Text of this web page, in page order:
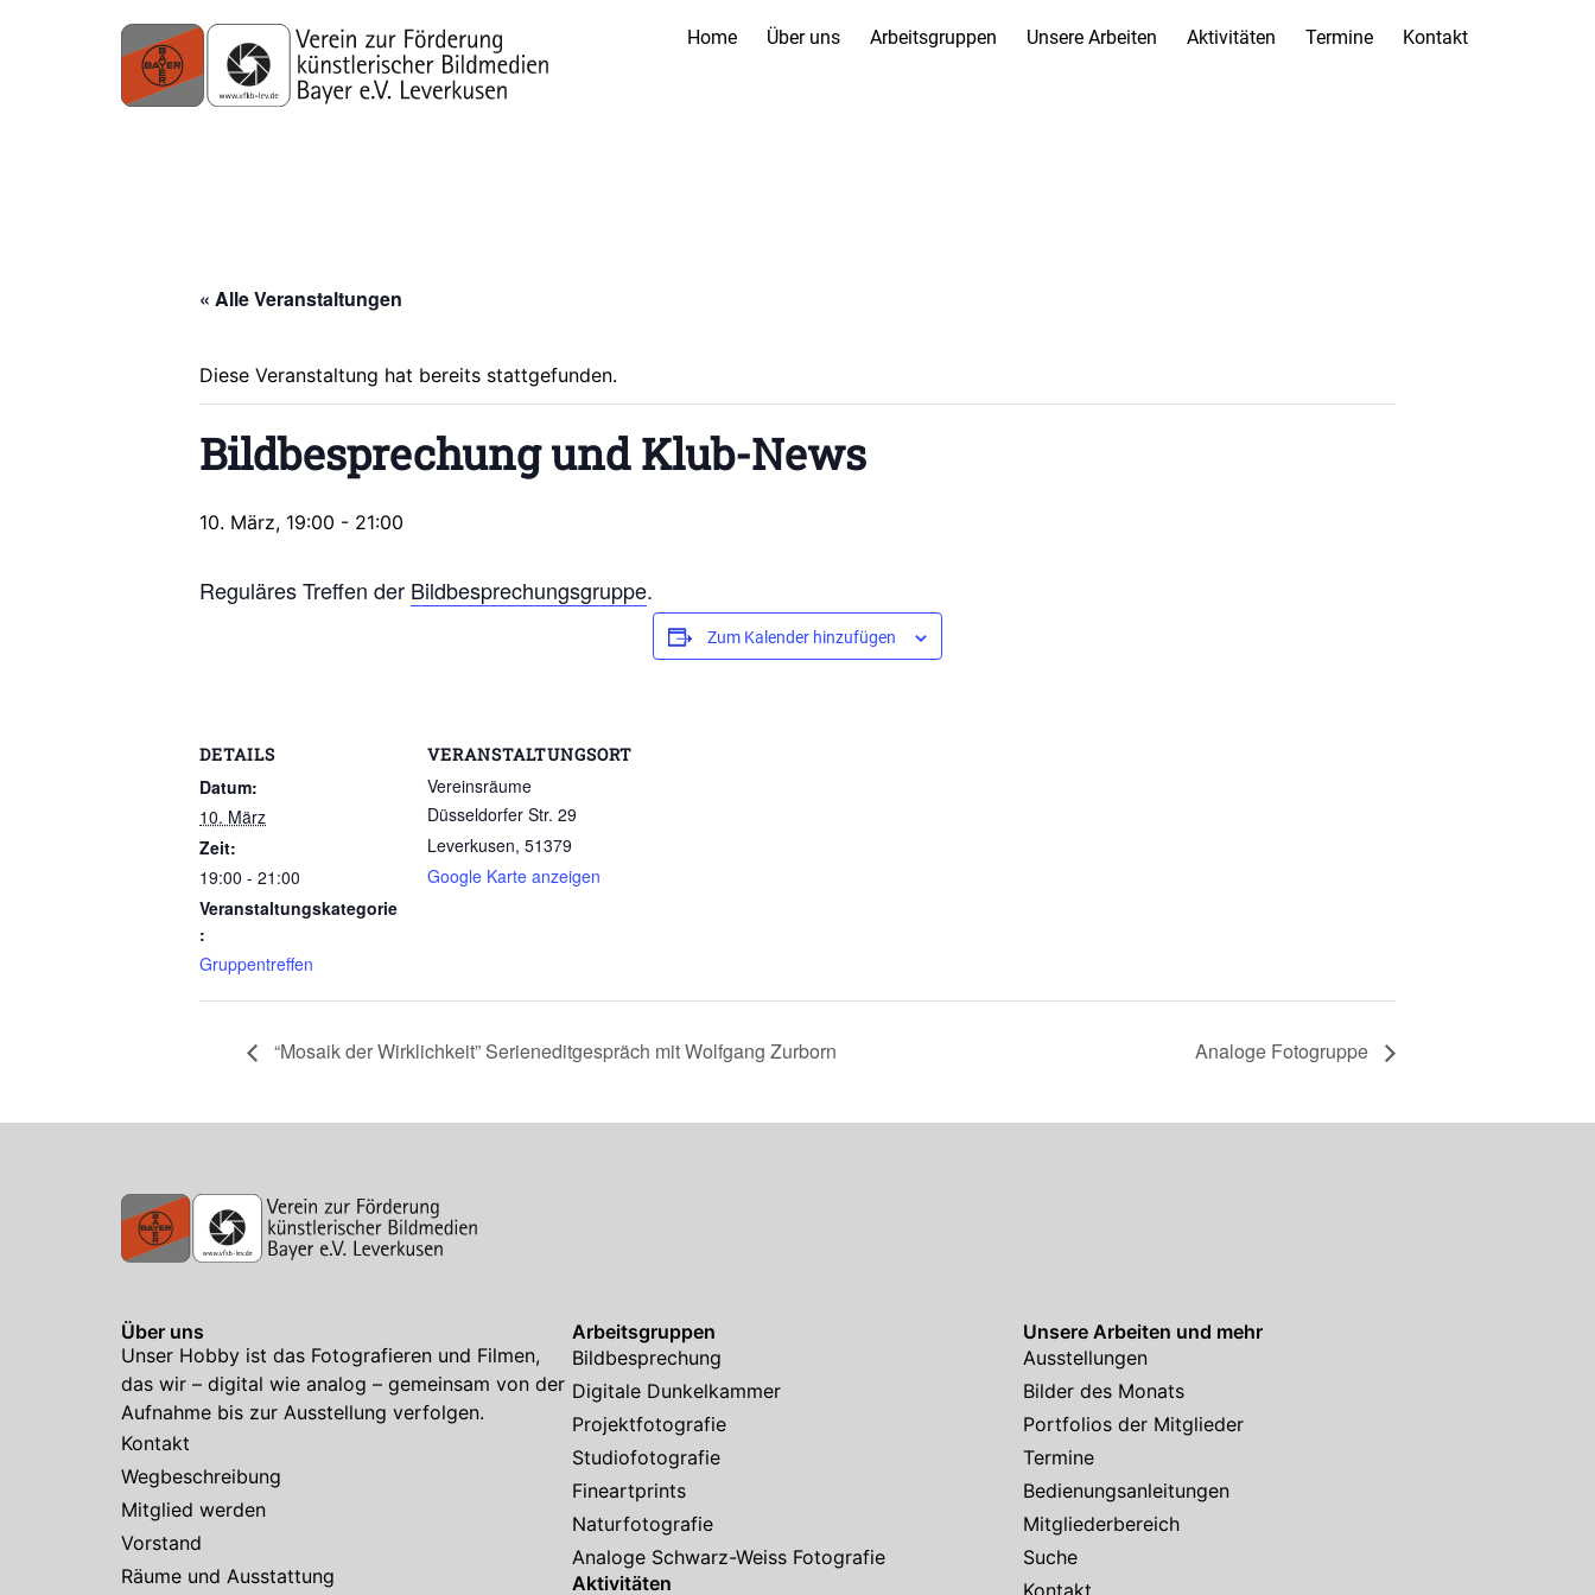
Home Über uns Arbeitsgruppen Unsere Arbeiten Aktivitäten Termine Kontakt
« Alle Veranstaltungen
Diese Veranstaltung hat bereits stattgefunden.
Bildbesprechung und Klub-News
10. März, 19:00 - 21:00
Reguläres Treffen der Bildbesprechungsgruppe.
Zum Kalender hinzufügen
DETAILS
Datum:
10. März
Zeit:
19:00 - 21:00
Veranstaltungskategorie
:
Gruppentreffen
VERANSTALTUNGSORT
Vereinsräume
Düsseldorfer Str. 29
Leverkusen, 51379
Google Karte anzeigen
“Mosaik der Wirklichkeit” Serieneditgespräch mit Wolfgang Zurborn Analoge Fotogruppe
Über uns
Unser Hobby ist das Fotografieren und Filmen,
das wir – digital wie analog – gemeinsam von der
Aufnahme bis zur Ausstellung verfolgen.
Kontakt
Wegbeschreibung
Mitglied werden
Vorstand
Räume und Ausstattung
Arbeitsgruppen
Bildbesprechung
Digitale Dunkelkammer
Projektfotografie
Studiofotografie
Fineartprints
Naturfotografie
Analoge Schwarz-Weiss Fotografie
Aktivitäten
Unsere Arbeiten und mehr
Ausstellungen
Bilder des Monats
Portfolios der Mitglieder
Termine
Bedienungsanleitungen
Mitgliederbereich
Suche